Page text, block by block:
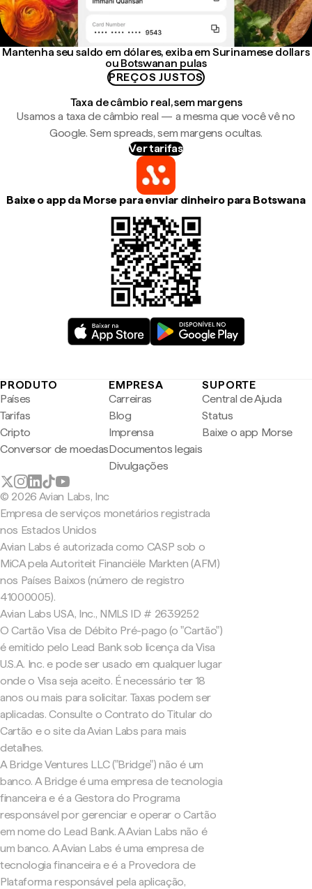
Mantenha seu saldo em dólares, exiba em Surinamese dollars
ou Botswanan pulas
PREÇOS JUSTOS
Taxa de câmbio real, sem margens
Usamos a taxa de câmbio real — a mesma que você vê no
Google. Sem spreads, sem margens ocultas.
Ver tarifas
Baixe o app da Morse para enviar dinheiro para Botswana
PRODUTO
Países
Tarifas
Cripto
Conversor de moedas
EMPRESA
Carreiras
Blog
Imprensa
Documentos legais
Divulgações
SUPORTE
Central de Ajuda
Status
Baixe o app Morse
© 2026 Avian Labs, Inc
Empresa de serviços monetários registrada
nos Estados Unidos
Avian Labs é autorizada como CASP sob o
MiCA pela Autoriteit Financiële Markten (AFM)
nos Países Baixos (número de registro
41000005).
Avian Labs USA, Inc., NMLS ID # 2639252
O Cartão Visa de Débito Pré-pago (o "Cartão")
é emitido pelo Lead Bank sob licença da Visa
U.S.A. Inc. e pode ser usado em qualquer lugar
onde o Visa seja aceito. É necessário ter 18
anos ou mais para solicitar. Taxas podem ser
aplicadas. Consulte o Contrato do Titular do
Cartão e o site da Avian Labs para mais
detalhes.
A Bridge Ventures LLC ("Bridge") não é um
banco. A Bridge é uma empresa de tecnologia
financeira e é a Gestora do Programa
responsável por gerenciar e operar o Cartão
em nome do Lead Bank. A Avian Labs não é
um banco. A Avian Labs é uma empresa de
tecnologia financeira e é a Provedora de
Plataforma responsável pela aplicação,